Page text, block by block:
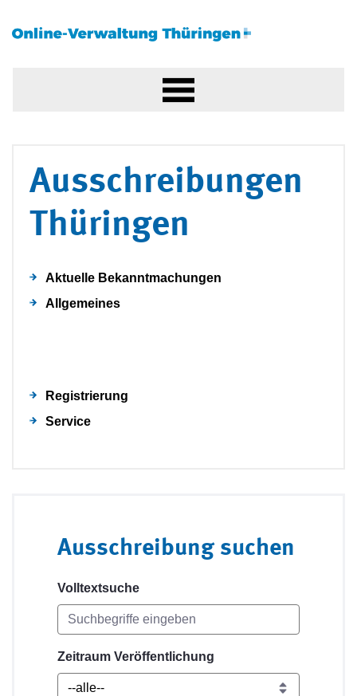
Ausschreibungen
Thüringen
Aktuelle Bekanntmachungen
Allgemeines
Registrierung
Service
Ausschreibung suchen
Volltextsuche
Zeitraum Veröffentlichung